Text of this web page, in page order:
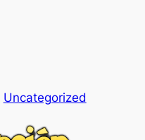
Uncategorized